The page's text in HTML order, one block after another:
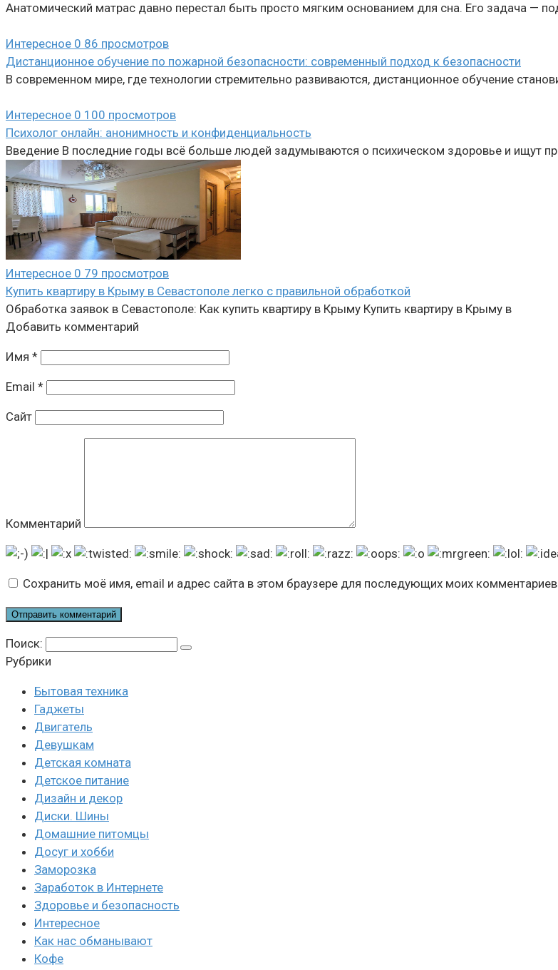
Анатомический матрас давно перестал быть просто мягким основанием для сна. Его задача —
Интересное 0 86 просмотров
Дистанционное обучение по пожарной безопасности: современный подход к безопасности
В современном мире, где технологии стремительно развиваются, дистанционное обучение
Интересное 0 100 просмотров
Психолог онлайн: анонимность и конфиденциальность
Введение В последние годы всё больше людей задумываются о психическом здоровье и ищут
Интересное 0 79 просмотров
Купить квартиру в Крыму в Севастополе легко с правильной обработкой
Обработка заявок в Севастополе: Как купить квартиру в Крыму Купить квартиру в Крыму в
Добавить комментарий
Имя *
Email *
Сайт
Комментарий
Сохранить моё имя, email и адрес сайта в этом браузере для последующих моих
Поиск:
Рубрики
Бытовая техника
Гаджеты
Двигатель
Девушкам
Детская комната
Детское питание
Дизайн и декор
Диски. Шины
Домашние питомцы
Досуг и хобби
Заморозка
Заработок в Интернете
Здоровье и безопасность
Интересное
Как нас обманывают
Кофе